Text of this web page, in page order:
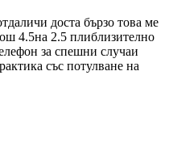
доста бързо това ме
4.5на 2.5 плиблизително
за спешни случаи
със потулване на